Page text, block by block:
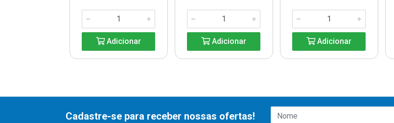
Adicionar Adicionar Adicionar
Cadastre-se para receber nossas ofertas!